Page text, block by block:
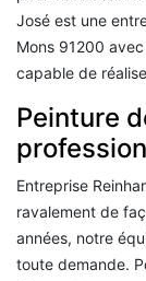
José est une
Mons 91200
capable de
Peinture
Entreprise
ravalement de
années, notre
toute demande.